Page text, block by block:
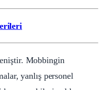
Mobbingin
yanlış personel